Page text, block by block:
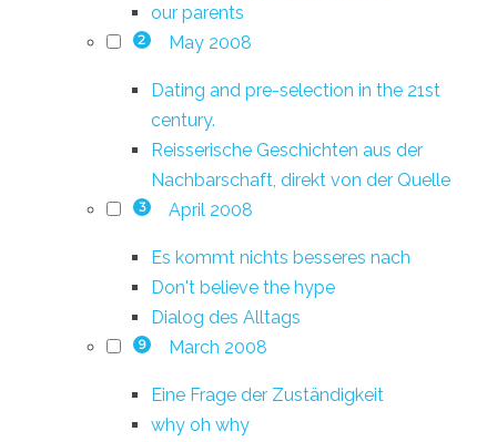
our parents
2 May 2008
Dating and pre-selection in the 21st
century.
Reisserische Geschichten aus der
Nachbarschaft, direkt von der Quelle
3 April 2008
Es kommt nichts besseres nach
Don't believe the hype
Dialog des Alltags
9 March 2008
Eine Frage der Zuständigkeit
why oh why